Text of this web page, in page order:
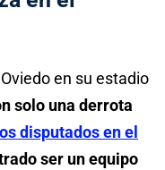
en su estadio
solo una derrota
disputados en el
ser un equipo